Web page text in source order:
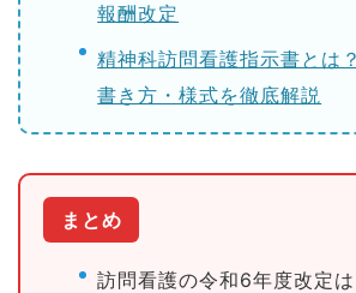
報酬改定
精神科訪問看護指示書とは
書き方・様式を徹底解説
まとめ
訪問看護の令和6年度改定